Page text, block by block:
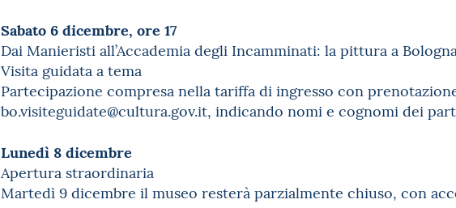
Sabato 6 dicembre, ore 17
Dai Manieristi all’Accademia degli Incamminati: la pittura a
Visita guidata a tema
Partecipazione compresa nella tariffa di ingresso con
bo.visiteguidate@cultura.gov.it, indicando nomi e cognomi dei
Lunedì 8 dicembre
Apertura straordinaria
Martedì 9 dicembre il museo resterà parzialmente chiuso, con